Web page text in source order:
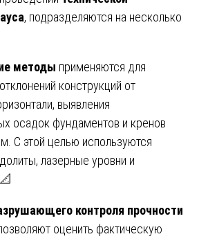
, подразделяются на несколько
методы применяются для
конструкций от
выявления
осадок фундаментов и кренов
С этой целью используются
лазерные уровни и
контроля прочности
оценить фактическую